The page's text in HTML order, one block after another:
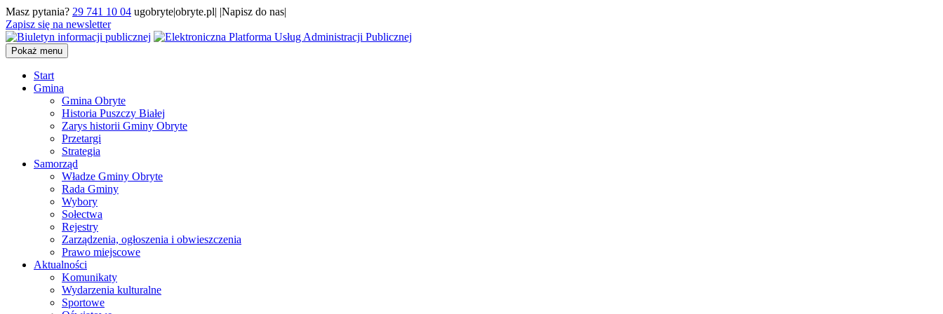
Masz pytania? 29 741 10 04 ugobryte|obryte.pl| |Napisz do nas|
Zapisz się na newsletter
Pokaż menu
Start
Gmina
Gmina Obryte
Historia Puszczy Białej
Zarys historii Gminy Obryte
Przetargi
Strategia
Samorząd
Władze Gminy Obryte
Rada Gminy
Wybory
Sołectwa
Rejestry
Zarządzenia, ogłoszenia i obwieszczenia
Prawo miejscowe
Aktualności
Komunikaty
Wydarzenia kulturalne
Sportowe